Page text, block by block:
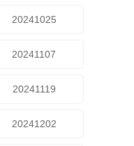
20241025
20241107
20241119
20241202